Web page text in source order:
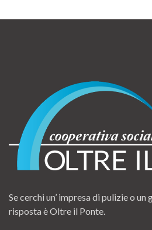
Se cerchi un’ impresa di pulizie o un
risposta è Oltre il Ponte.